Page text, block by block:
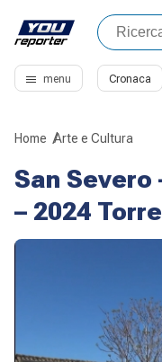
menu Cronaca
Home Arte e Cultura
San Severo
– 2024